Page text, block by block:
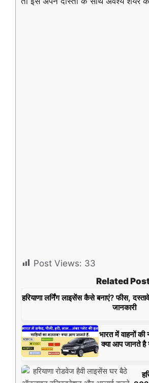
Post Views: 33
Related
हरियाणा लर्निंग लाइसेंस कैसे बनाएं? फीस,
जानकारी
भारत में वाहनों
क्या आप जानते